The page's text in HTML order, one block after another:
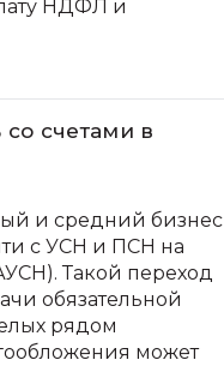
НДФЛ и
счетами в
и средний бизнес
с УСН и ПСН на
Такой переход
обязательной
рядом
может